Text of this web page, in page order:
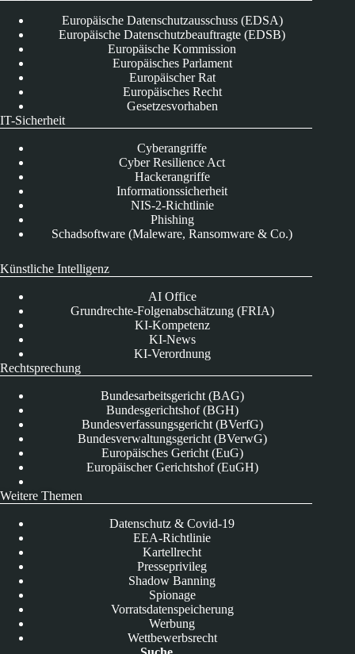
Europäische Datenschutzausschuss (EDSA)
Europäische Datenschutzbeauftragte (EDSB)
Europäische Kommission
Europäisches Parlament
Europäischer Rat
Europäisches Recht
Gesetzesvorhaben
IT-Sicherheit
Cyberangriffe
Cyber Resilience Act
Hackerangriffe
Informationssicherheit
NIS-2-Richtlinie
Phishing
Schadsoftware (Maleware, Ransomware & Co.)
Künstliche Intelligenz
AI Office
Grundrechte-Folgenabschätzung (FRIA)
KI-Kompetenz
KI-News
KI-Verordnung
Rechtsprechung
Bundesarbeitsgericht (BAG)
Bundesgerichtshof (BGH)
Bundesverfassungsgericht (BVerfG)
Bundesverwaltungsgericht (BVerwG)
Europäisches Gericht (EuG)
Europäischer Gerichtshof (EuGH)
Weitere Themen
Datenschutz & Covid-19
EEA-Richtlinie
Kartellrecht
Presseprivileg
Shadow Banning
Spionage
Vorratsdatenspeicherung
Werbung
Wettbewerbsrecht